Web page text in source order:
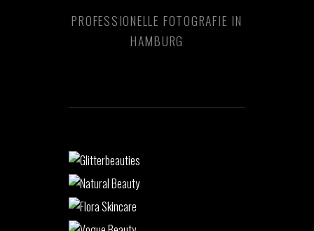
PROFESSIONELLE FOTOGRAFIE IN
HAMBURG